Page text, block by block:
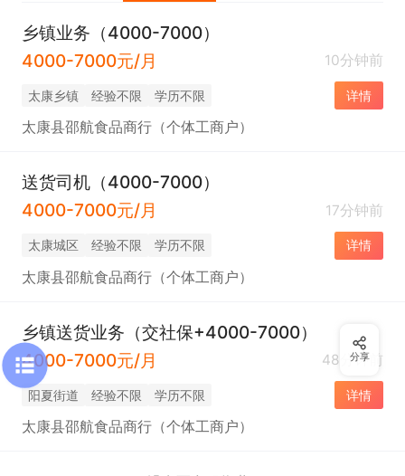
乡镇业务（4000-7000）
4000-7000元/月
10分钟前
太康乡镇 经验不限 学历不限 详情
太康县邵航食品商行（个体工商户）
送货司机（4000-7000）
4000-7000元/月
17分钟前
太康城区 经验不限 学历不限 详情
太康县邵航食品商行（个体工商户）
乡镇送货业务（交社保+4000-7000）
4000-7000元/月
48分钟前
阳夏街道 经验不限 学历不限 详情
太康县邵航食品商行（个体工商户）
分享